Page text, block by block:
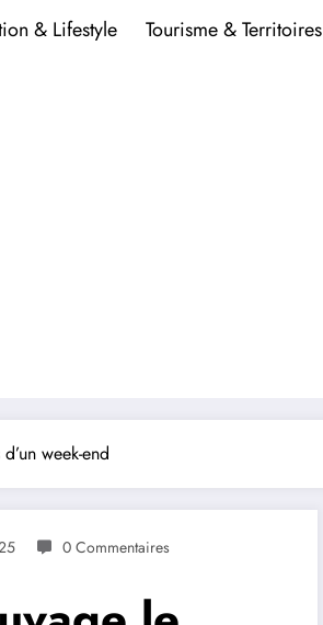
& Lifestyle Tourisme & Territoires
week-end
0 Commentaires